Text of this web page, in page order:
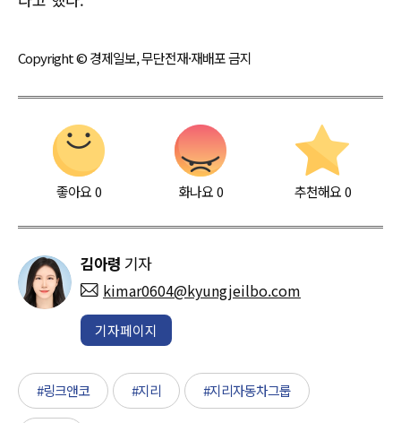
Copyright © 경제일보, 무단전재·재배포 금지
좋아요0 화나요0 추천해요 0
김아령 기자
kimar0604@kyungjeilbo.com
기자페이지
#링크앤코 #지리 #지리자동차그룹